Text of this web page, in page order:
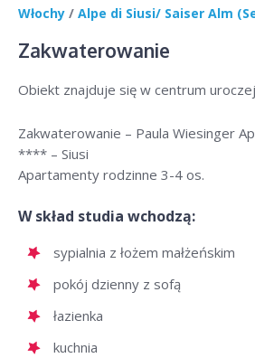
Włochy / Alpe di Siusi/ Saiser Alm
Zakwaterowanie
Obiekt znajduje się w centrum
Zakwaterowanie – Paula Wiesinger
**** – Siusi
Apartamenty rodzinne 3-4 os.
W skład studia wchodzą:
sypialnia z łożem małżeńskim
pokój dzienny z sofą
łazienka
kuchnia